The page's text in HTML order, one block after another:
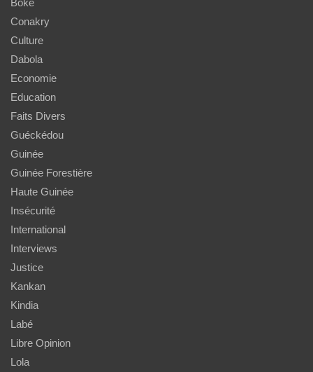
Boké
Conakry
Culture
Dabola
Economie
Education
Faits Divers
Guéckédou
Guinée
Guinée Forestière
Haute Guinée
Insécurité
International
Interviews
Justice
Kankan
Kindia
Labé
Libre Opinion
Lola